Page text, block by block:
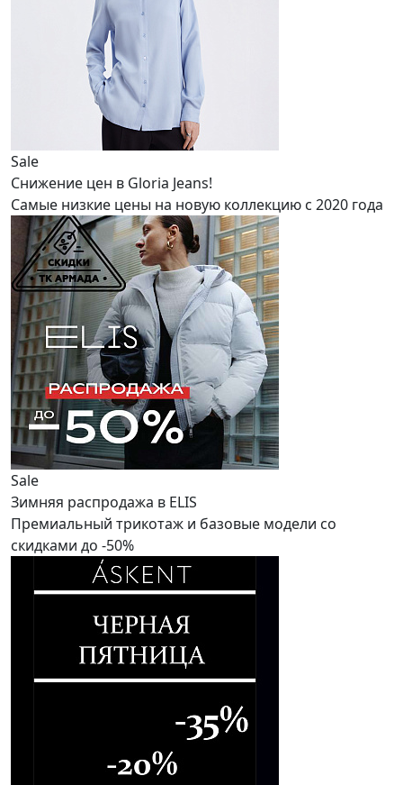
Sale
Снижение цен в Gloria Jeans!
Самые низкие цены на новую коллекцию с 2020 года
Sale
Зимняя распродажа в ELIS
Премиальный трикотаж и базовые модели со
скидками до -50%